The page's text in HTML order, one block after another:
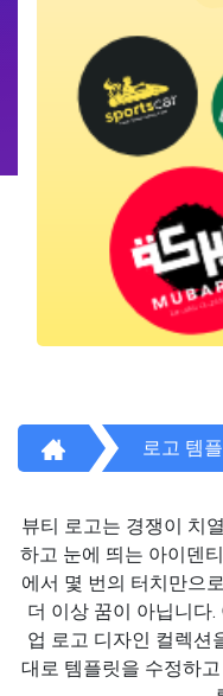
로고 템
뷰티 로고는 경쟁이 치
하고 눈에 띄는 아이덴
에서 몇 번의 터치만으
더 이상 꿈이 아닙니다
업 로고 디자인 컬렉션
대로 템플릿을 수정하